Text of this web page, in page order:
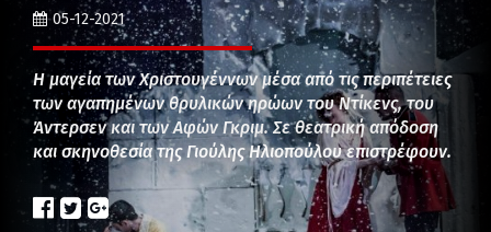
05-12-2021
Η μαγεία των Χριστουγέννων μέσα από τις περιπέτειες
των αγαπημένων θρυλικών ηρώων του Ντίκενς, του
Άντερσεν και των Αφών Γκριμ. Σε θεατρική απόδοση
και σκηνοθεσία της Γιούλης Ηλιοπούλου επιστρέφουν.